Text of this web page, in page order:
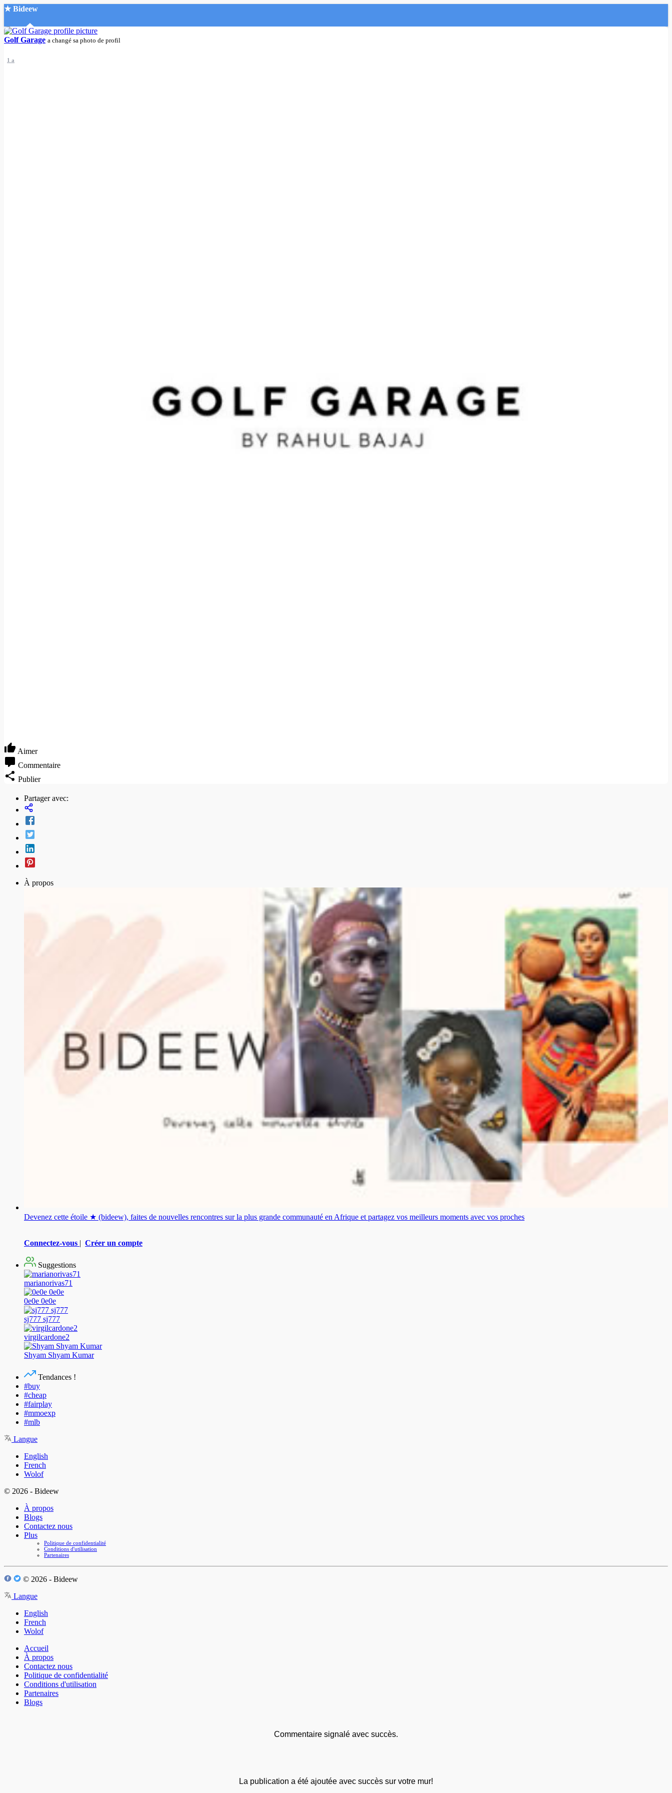
★ Bideew
Accueil
Golf Garage a changé sa photo de profil
1 a
Aimer
Commentaire
Publier
Partager avec:
À propos
Devenez cette étoile ★ (bideew), faites de nouvelles rencontres sur la plus grande communauté en Afrique et partagez vos meilleurs moments avec vos proches
Connectez-vous | Créer un compte
Suggestions
marianorivas71
0e0e 0e0e
sj777 sj777
virgilcardone2
Shyam Shyam Kumar
Tendances !
#buy
#cheap
#fairplay
#mmoexp
#mlb
Langue
English
French
Wolof
© 2026 - Bideew
À propos
Blogs
Contactez nous
Plus
Politique de confidentialité
Conditions d'utilisation
Partenaires
© 2026 - Bideew
Langue
English
French
Wolof
Accueil
À propos
Contactez nous
Politique de confidentialité
Conditions d'utilisation
Partenaires
Blogs
Commentaire signalé avec succès.
La publication a été ajoutée avec succès sur votre mur!